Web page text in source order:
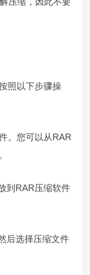
照以下步骤操
。您可以从RAR
到RAR压缩软件
后选择压缩文件